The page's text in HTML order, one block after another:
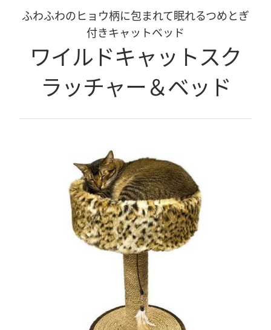
ふわふわのヒョウ柄に包まれて眠れるつめとぎ
付きキャットベッド
ワイルドキャットスク
ラッチャー＆ベッド